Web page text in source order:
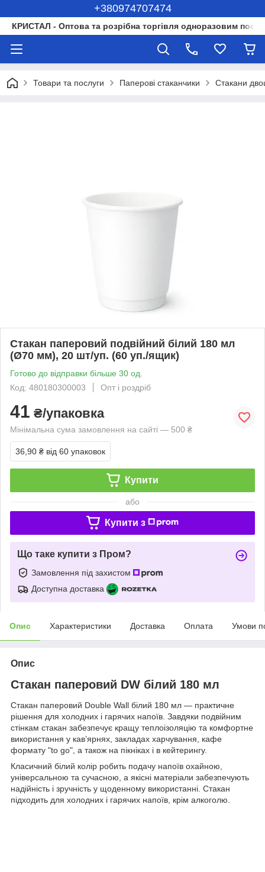
+380974707474
КРИСТАЛ - Оптова та розрібна торгівля одноразовим
Товари та послуги Паперові стаканчики Стакани
Стакан паперовий подвійний білий 180 мл
(Ø70 мм), 20 шт/уп. (60 уп./ящик)
Готово до відправки більше 30 од.
Код: 480180300003
Опт і роздріб
41 ₴/упаковка
Мінімальна сума замовлення на сайті — 500 ₴
36,90 ₴ від 60 упаковок
Купити
або
Купити з
Що таке купити з Пром?
Замовлення під захистом
Доступна доставка
Опис Характеристики Доставка Оплата Умови
Опис
Стакан паперовий DW білий 180 мл
Стакан паперовий Double Wall білий 180 мл — практичне
рішення для холодних і гарячих напоїв. Завдяки подвійним
стінкам стакан забезпечує кращу теплоізоляцію та комфортне
використання у кав’ярнях, закладах харчування, кафе
формату "to go", а також на пікніках і в кейтерингу.
Класичний білий колір робить подачу напоїв охайною,
універсальною та сучасною, а якісні матеріали забезпечують
надійність і зручність у щоденному використанні. Стакан
підходить для холодних і гарячих напоїв, крім алкоголю.